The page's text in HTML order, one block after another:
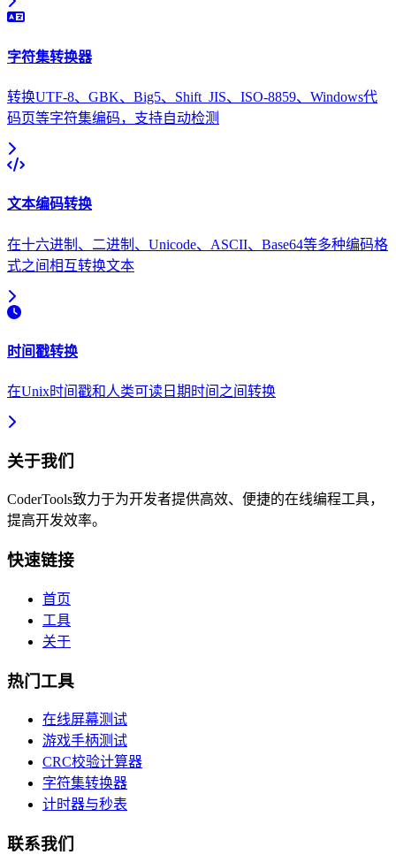
字符集转换器
转换UTF-8、GBK、Big5、Shift_JIS、ISO-8859、Windows代
码页等字符集编码，支持自动检测
文本编码转换
在十六进制、二进制、Unicode、ASCII、Base64等多种编码格
式之间相互转换文本
时间戳转换
在Unix时间戳和人类可读日期时间之间转换
关于我们
CoderTools致力于为开发者提供高效、便捷的在线编程工具，
提高开发效率。
快速链接
首页
工具
关于
热门工具
在线屏幕测试
游戏手柄测试
CRC校验计算器
字符集转换器
计时器与秒表
联系我们